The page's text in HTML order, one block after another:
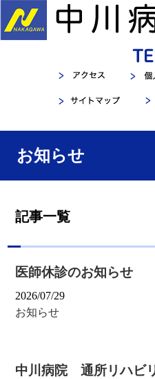
お知らせ
記事一覧
医師休診のお知らせ
2026/07/29
お知らせ
中川病院 通所リハビ